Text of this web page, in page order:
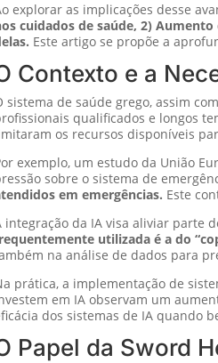
explorar as implicações desse
cuidados de saúde, 2)
Este artigo se propõe a
Contexto e a
sistema de saúde grego, assim
qualificados e longos
os recursos disponíveis
exemplo, um estudo da União
sobre o sistema de
em emergências. Este
integração da IA visa aliviar parte
utilizada é a do
na análise de dados para
prática, a implementação de
em IA observam um
dos sistemas de IA quando
Papel da Sword